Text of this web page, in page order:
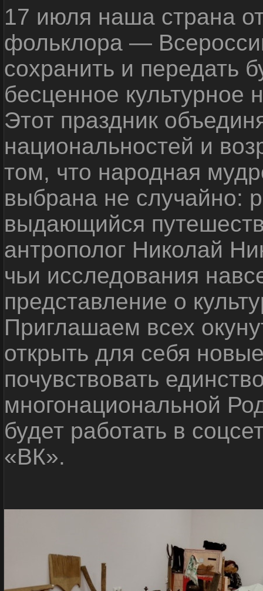
17 июля наша страна
фольклора —
сохранить и передать
бесценное культурное
Этот праздник
национальностей и
том, что народная
выбрана не случайно:
выдающийся
антрополог Николай
чьи исследования
представление о
Приглашаем всех
открыть для себя
почувствовать
многонациональной
будет работать в
«ВК».